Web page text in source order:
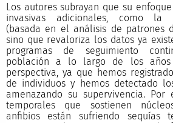
Los autores subrayan que su
invasivas adicionales, como la
(basada en el análisis de patrones
sino que revaloriza los datos ya
programas de seguimiento
población a lo largo de los
perspectiva, ya que hemos
de individuos y hemos detectado
amenazando su supervivencia. Por
temporales que sostienen
anfibios están sufriendo sequías